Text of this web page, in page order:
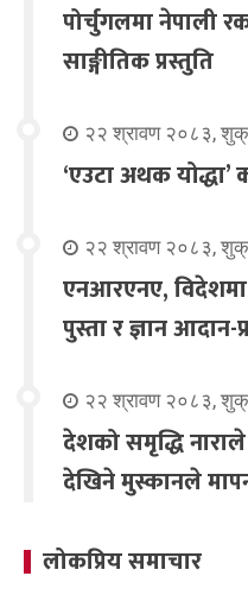
पोर्चुगलमा नेपाली
साङ्गीतिक प्रस्तुति
२२ श्रावण २०८३,
‘एउटा अथक योद्धा’
२२ श्रावण २०८३,
एनआरएनए, विदेशमा
पुस्ता र ज्ञान
२२ श्रावण २०८३,
देशको समृद्धि
देखिने मुस्कानले
लोकप्रिय समाचार